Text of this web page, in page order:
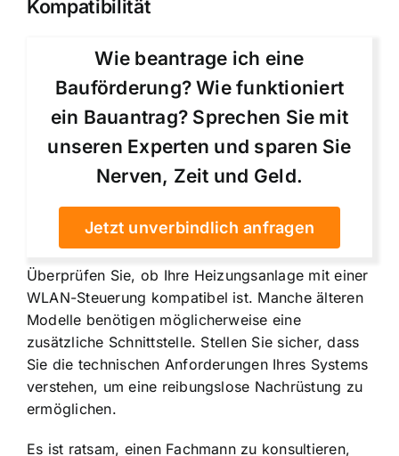
Kompatibilität
Wie beantrage ich eine
Bauförderung? Wie funktioniert
ein Bauantrag? Sprechen Sie mit
unseren Experten und sparen Sie
Nerven, Zeit und Geld.
Jetzt unverbindlich anfragen
Überprüfen Sie, ob Ihre Heizungsanlage mit einer
WLAN-Steuerung kompatibel ist. Manche älteren
Modelle benötigen möglicherweise eine
zusätzliche Schnittstelle. Stellen Sie sicher, dass
Sie die technischen Anforderungen Ihres Systems
verstehen, um eine reibungslose Nachrüstung zu
ermöglichen.
Es ist ratsam, einen Fachmann zu konsultieren,